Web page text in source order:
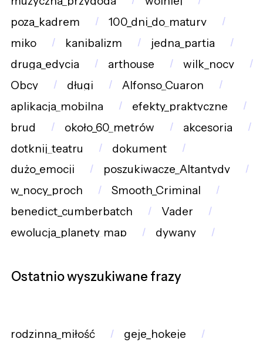
poza_kadrem
100_dni_do_matury
miko
kanibalizm
jedna_partia
druga_edycja
arthouse
wilk_nocy
Obcy
długi
Alfonso_Cuaron
aplikacja_mobilna
efekty_praktyczne
brud
około_60_metrów
akcesoria
dotknij_teatru
dokument
dużo_emocji
poszukiwacze_Altantydy
w_nocy_proch
Smooth_Criminal
benedict_cumberbatch
Vader
ewolucja_planety_map
dywany
Ostatnio wyszukiwane frazy
rodzinna_miłość
geje_hokeje